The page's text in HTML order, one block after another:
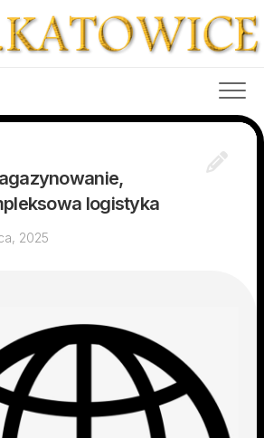
logistyka
2025